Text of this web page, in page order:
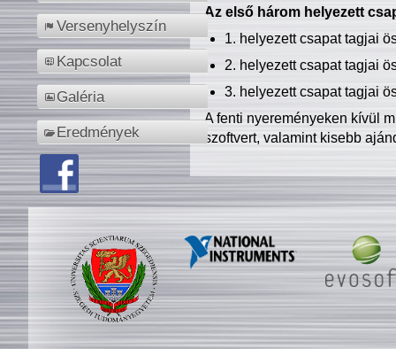
Versenyhelyszín
Kapcsolat
Galéria
Eredmények
Az első három helyezett
1. helyezett csapat tagjai
2. helyezett csapat tagjai
3. helyezett csapat tagjai
A fenti nyereményeken kívül
szoftvert, valamint kisebb